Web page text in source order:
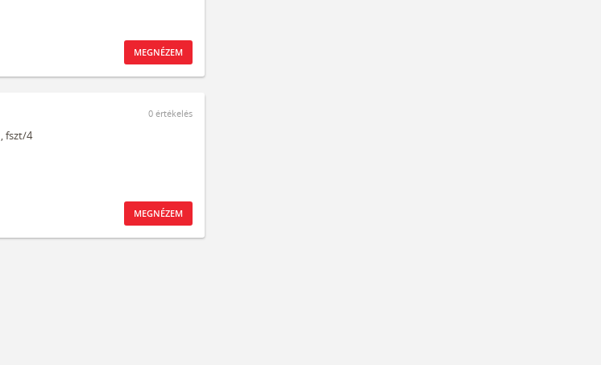
MEGNÉZEM
, fszt/4
0 értékelés
MEGNÉZEM